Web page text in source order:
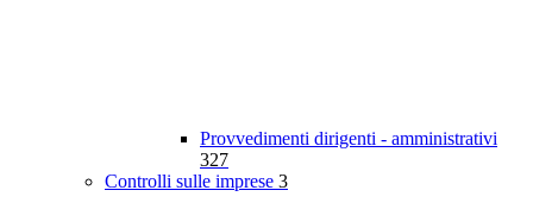
Provvedimenti dirigenti - amministrativi
327
Controlli sulle imprese 3